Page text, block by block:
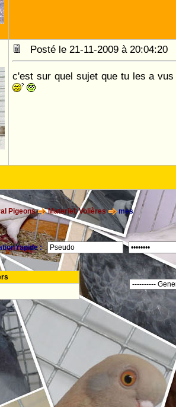
Posté le 21-11-2009 à 20:04:20
c'est sur quel sujet que tu les a
Pigeons Materiel, Volières
mes
rapide :